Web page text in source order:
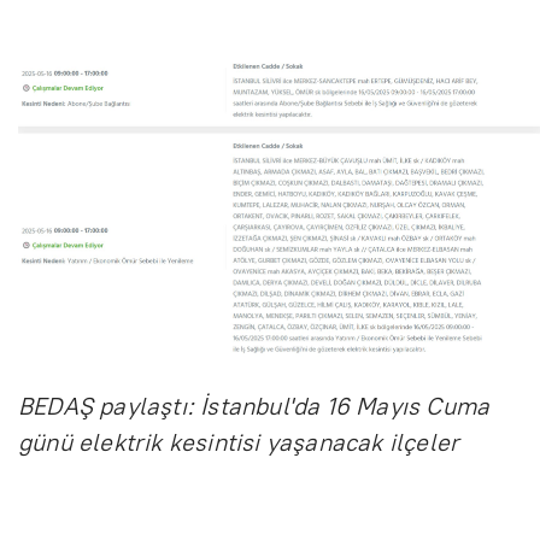
BEDAŞ paylaştı: İstanbul'da 16 Mayıs Cuma
günü elektrik kesintisi yaşanacak ilçeler